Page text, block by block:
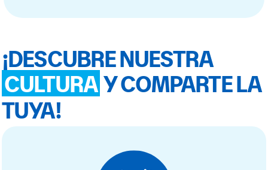
¡DESCUBRE NUESTRA
CULTURA Y COMPARTE LA
TUYA!